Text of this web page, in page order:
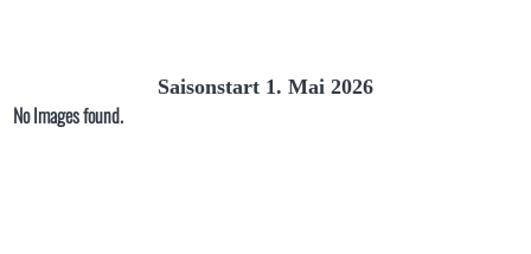
Saisonstart 1. Mai 2026
No Images found.